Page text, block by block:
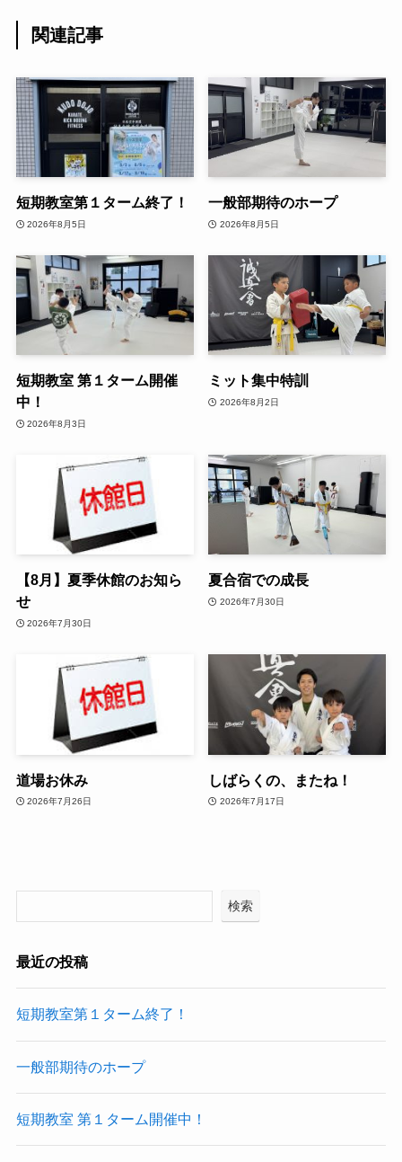
関連記事
短期教室第１ターム終了！
2026年8月5日
一般部期待のホープ
2026年8月5日
短期教室 第１ターム開催
中！
2026年8月3日
ミット集中特訓
2026年8月2日
【8月】夏季休館のお知ら
せ
2026年7月30日
夏合宿での成長
2026年7月30日
道場お休み
2026年7月26日
しばらくの、またね！
2026年7月17日
検索
最近の投稿
短期教室第１ターム終了！
一般部期待のホープ
短期教室 第１ターム開催中！